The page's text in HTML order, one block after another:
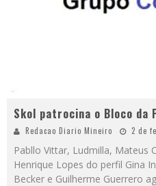
Skol patrocina o Bloco da
Redacao Diario Mineiro 2 de
Pabllo Vittar, Ludmilla, Mateus
Henrique Lopes do perfil Gina
Becker e Guilherme Guerrero